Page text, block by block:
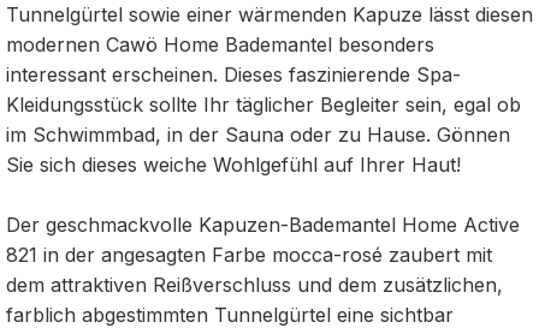
Tunnelgürtel sowie einer wärmenden Kapuze lässt diesen
modernen Cawö Home Bademantel besonders
interessant erscheinen. Dieses faszinierende Spa-
Kleidungsstück sollte Ihr täglicher Begleiter sein, egal ob
im Schwimmbad, in der Sauna oder zu Hause. Gönnen
Sie sich dieses weiche Wohlgefühl auf Ihrer Haut!
Der geschmackvolle Kapuzen-Bademantel Home Active
821 in der angesagten Farbe mocca-rosé zaubert mit
dem attraktiven Reißverschluss und dem zusätzlichen,
farblich abgestimmten Tunnelgürtel eine sichtbar